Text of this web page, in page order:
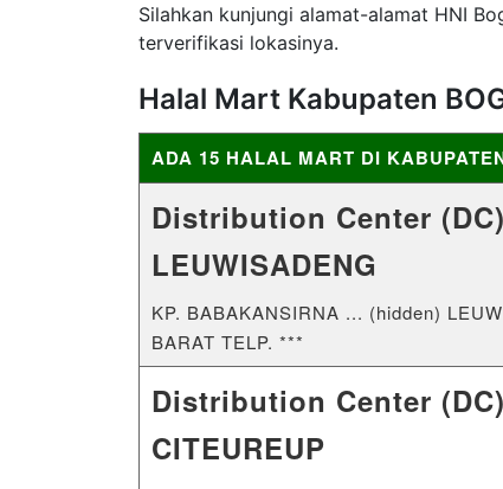
Silahkan kunjungi alamat-alamat HNI
terverifikasi lokasinya.
Halal Mart Kabupaten
ADA 15 HALAL MART DI
Distribution Center (DC)
LEUWISADENG
KP. BABAKANSIRNA ... (hidden)
BARAT TELP. ***
Distribution Center (DC)
CITEUREUP